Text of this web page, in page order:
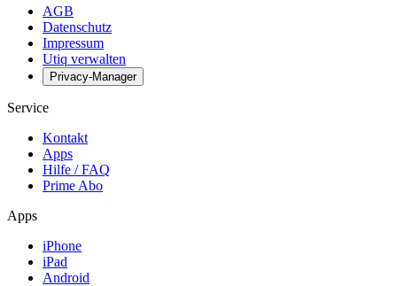
AGB
Datenschutz
Impressum
Utiq verwalten
Privacy-Manager
Service
Kontakt
Apps
Hilfe / FAQ
Prime Abo
Apps
iPhone
iPad
Android